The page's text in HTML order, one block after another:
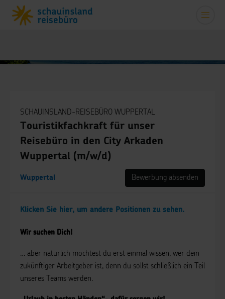
SCHAUINSLAND-REISEBÜRO WUPPERTAL
Touristikfachkraft für unser
Reisebüro in den City Arkaden
Wuppertal (m/w/d)
Wuppertal Bewerbung absenden
Klicken Sie hier, um andere Positionen zu sehen.
Wir suchen Dich!
… aber natürlich möchtest du erst einmal wissen, wer dein
zukünftiger Arbeitgeber ist, denn du sollst schließlich ein Teil
unseres Teams werden.